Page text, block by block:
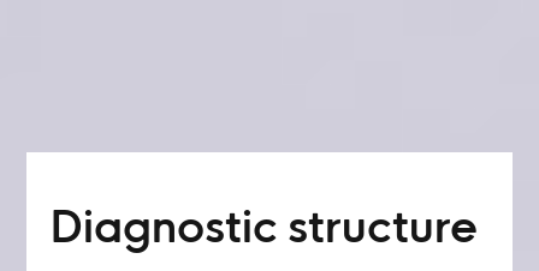
Diagnostic structure